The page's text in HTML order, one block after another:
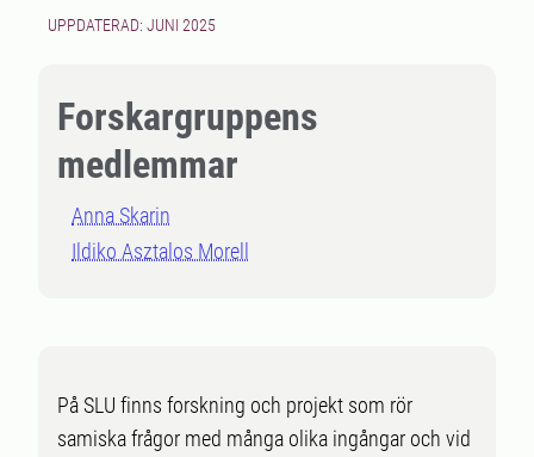
UPPDATERAD: JUNI 2025
Forskargruppens
medlemmar
Anna Skarin
Ildiko Asztalos Morell
På SLU finns forskning och projekt som rör
samiska frågor med många olika ingångar och vid